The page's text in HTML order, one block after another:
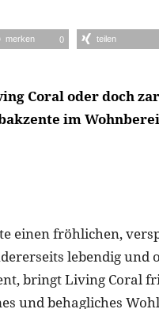
merken 0 teilen
Coral oder doch
im
einen fröhlichen,
lebendig und
bringt Living Coral
und behagliches